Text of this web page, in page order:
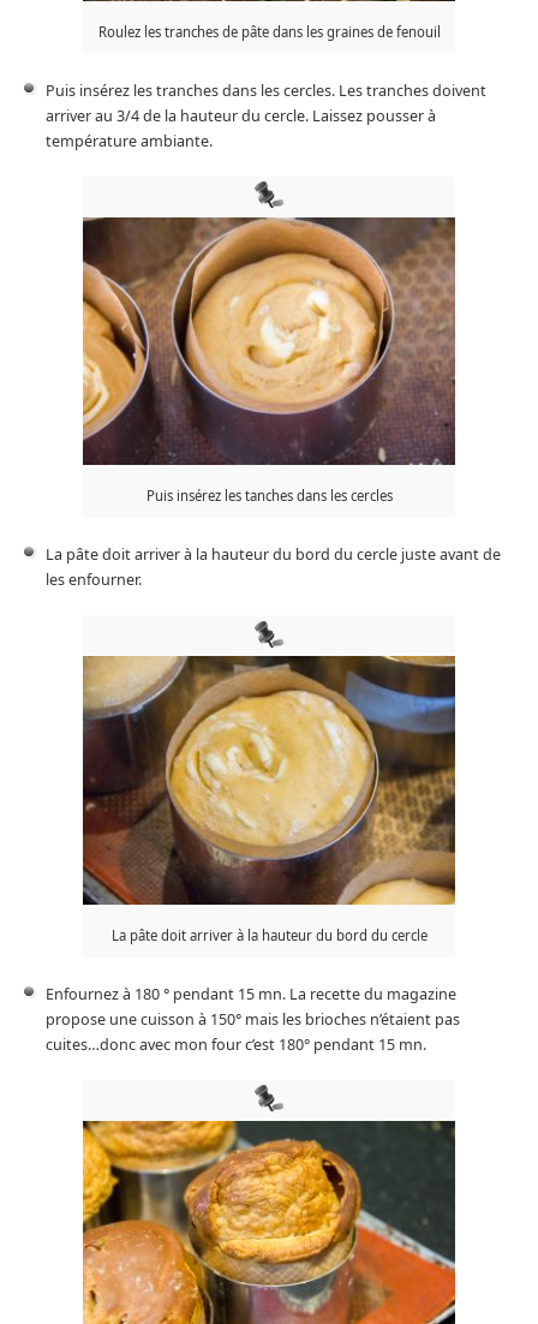
Roulez les tranches de pâte dans les graines de fenouil
Puis insérez les tranches dans les cercles. Les tranches doivent
arriver au 3/4 de la hauteur du cercle. Laissez pousser à
température ambiante.
Puis insérez les tanches dans les cercles
La pâte doit arriver à la hauteur du bord du cercle juste avant de
les enfourner.
La pâte doit arriver à la hauteur du bord du cercle
Enfournez à 180 ° pendant 15 mn. La recette du magazine
propose une cuisson à 150° mais les brioches n’étaient pas
cuites…donc avec mon four c’est 180° pendant 15 mn.